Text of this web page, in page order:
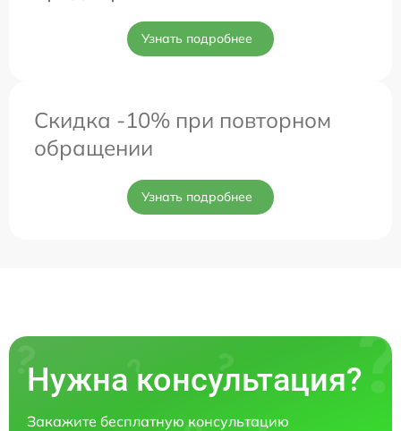
Узнать подробнее
Скидка -10% при повторном
обращении
Узнать подробнее
Нужна консультация?
Закажите бесплатную консультацию